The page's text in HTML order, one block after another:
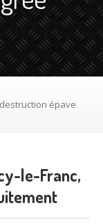
épave
le-Franc,